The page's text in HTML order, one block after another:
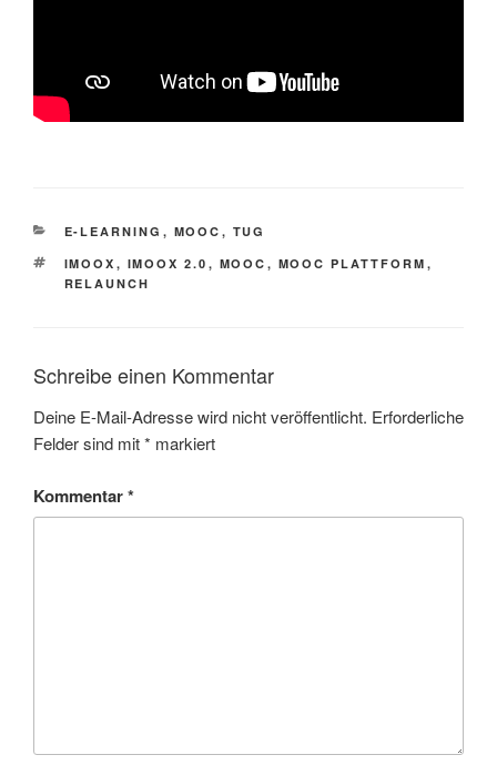
KATEGORIEN
E-LEARNING , MOOC , TUG
SCHLAGWÖRTER
IMOOX , IMOOX 2.0 , MOOC , MOOC PLATTFORM ,
RELAUNCH
Schreibe einen Kommentar
Deine E-Mail-Adresse wird nicht veröffentlicht. Erforderliche
Felder sind mit* markiert
Kommentar*